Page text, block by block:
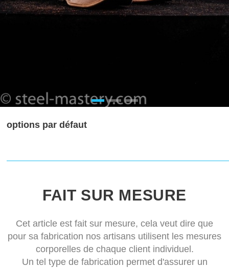
options par défaut
FAIT SUR MESURE
Cet article est fait sur mesure, cela veut dire que
pour sa fabrication nos artisans utilisent les mesures
corporelles de chaque client individuel.
Un tel type de fabrication permet d'assurer un